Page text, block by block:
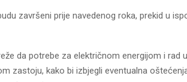
završeni prije navedenog roka, prekid u
da potrebe za električnom energijom i rad
zastoju, kako bi izbjegli eventualna